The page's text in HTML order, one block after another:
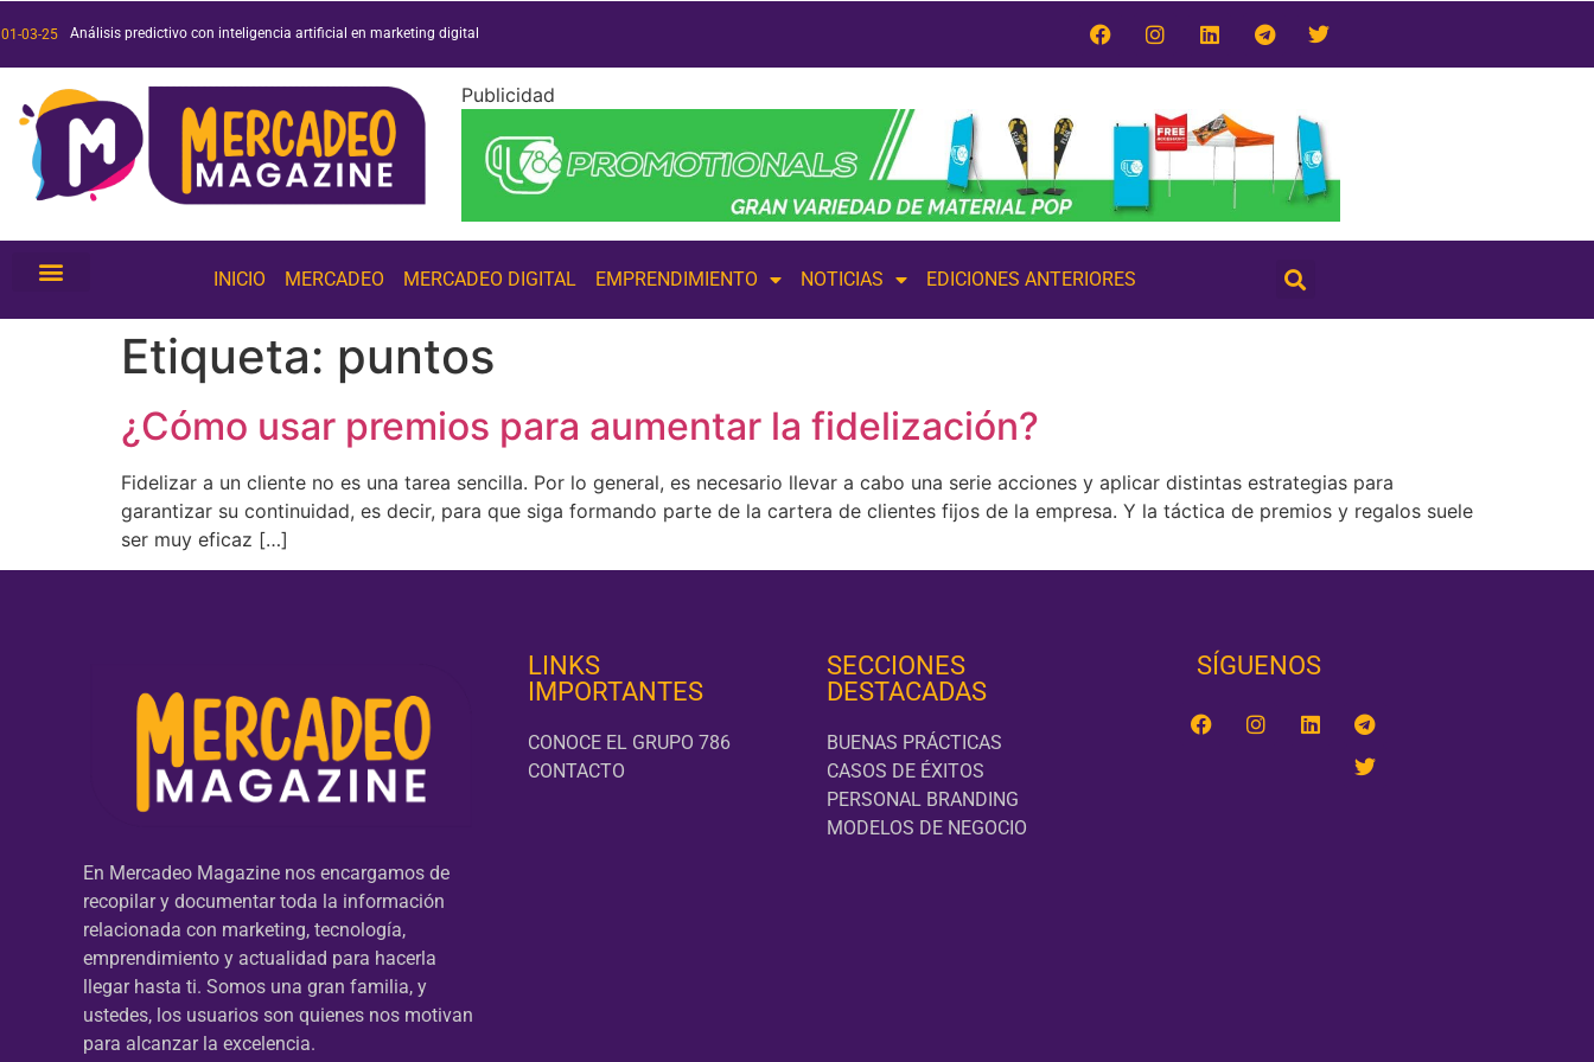
01-03-25 Análisis predictivo con inteligencia artificial en marketing digital
Duo o muerte: análisis de la exitosa campaña de Duolingo
Películas y series 2025: ¡conoce las más esperadas!
Tendencias de inteligencia artificial 2025: ¡conócelas!
Publicidad
INICIO MERCADEO MERCADEO DIGITAL EMPRENDIMIENTO NOTICIAS EDICIONES ANTERIORES
Etiqueta: puntos
¿Cómo usar premios para aumentar la fidelización?
Fidelizar a un cliente no es una tarea sencilla. Por lo general, es necesario llevar a cabo una serie acciones y aplicar distintas estrategias para
garantizar su continuidad, es decir, para que siga formando parte de la cartera de clientes fijos de la empresa. Y la táctica de premios y regalos suele
ser muy eficaz […]
En Mercadeo Magazine nos encargamos de
recopilar y documentar toda la información
relacionada con marketing, tecnología,
emprendimiento y actualidad para hacerla
llegar hasta ti. Somos una gran familia, y
ustedes, los usuarios son quienes nos motivan
para alcanzar la excelencia.
LINKS
IMPORTANTES
CONOCE EL GRUPO 786
CONTACTO
SECCIONES
DESTACADAS
BUENAS PRÁCTICAS
CASOS DE ÉXITOS
PERSONAL BRANDING
MODELOS DE NEGOCIO
SÍGUENOS‎